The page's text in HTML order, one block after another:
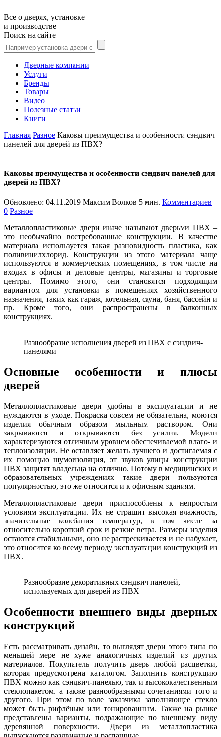
Все о дверях, установке
и производстве
Поиск на сайте
Дверные компании
Услуги
Бренды
Товары
Видео
Полезные статьи
Книги
Главная Разное Каковы преимущества и особенности сэндвич
панелей для дверей из ПВХ?
Каковы преимущества и особенности сэндвич панелей для
дверей из ПВХ?
Обновлено: 04.11.2019 Максим Волков 5 мин. Комментариев
0 Разное
Металлопластиковые двери иначе называют дверьми ПВХ –
это необычайно востребованные конструкции. В качестве
материала используется такая разновидность пластика, как
поливинилхлорид. Конструкции из этого материала чаще
используются в коммерческих помещениях, в том числе на
входах в офисы и деловые центры, магазины и торговые
центры. Помимо этого, они становятся подходящим
вариантом для установки в помещениях хозяйственного
назначения, таких как гараж, котельная, сауна, баня, бассейн и
пр. Кроме того, они распространены в балконных
конструкциях.
Разнообразие исполнения дверей из ПВХ с сэндвич-
панелями
Основные особенности и плюсы
дверей
Металлопластиковые двери удобны в эксплуатации и не
нуждаются в уходе. Покраска совсем не обязательна, моются
изделия обычным образом мыльным раствором. Они
закрываются и открываются без усилия. Модели
характеризуются отличным уровнем обеспечиваемой влаго- и
теплоизоляции. Не оставляет желать лучшего и достигаемая с
их помощью шумоизоляция, от звуков улицы конструкции
ПВХ защитят владельца на отлично. Потому в медицинских и
образовательных учреждениях такие двери пользуются
популярностью, это же относится и к офисным зданиям.
Металлопластиковые двери приспособлены к непростым
условиям эксплуатации. Их не страшит высокая влажность,
значительные колебания температур, в том числе за
относительно короткий срок и резкие ветра. Размеры изделия
остаются стабильными, оно не растрескивается и не набухает,
это относится ко всему периоду эксплуатации конструкций из
ПВХ.
Разнообразие декоративных сэндвич панелей,
используемых для дверей из ПВХ
Особенности внешнего виды дверных
конструкций
Есть рассматривать дизайн, то выглядят двери этого типа по
меньшей мере не хуже аналогичных изделий из других
материалов. Покупатель получить дверь любой расцветки,
которая предусмотрена каталогом. Заполнить конструкцию
ПВХ можно как сэндвич-панелью, так и высококачественным
стеклопакетом, а также разнообразными сочетаниями того и
другого. При этом по воле заказчика заполняющее стекло
может быть рифлёным или тонированным. Также на рынке
представлены варианты, подражающие по внешнему виду
деревянной поверхности. Двери из металлопластика